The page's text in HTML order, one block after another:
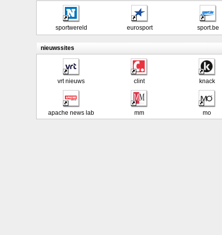
sportwereld eurosport sport.be
nieuwssites
vrt nieuws clint knack
apache news lab mm mo